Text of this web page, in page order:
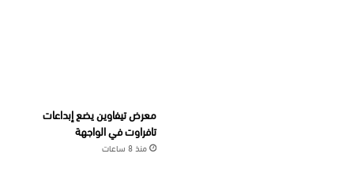
معرض تيفاوين يضع إبداعات
تافراوت في الواجهة
منذ 8 ساعات